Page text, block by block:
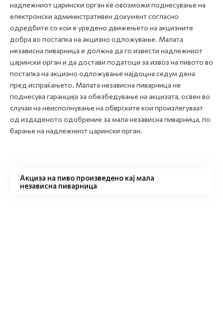
надлежниот царински орган ќе овозможи поднесување на
електронски административен документ согласно
одредбите со кои е уредено движењето на акцизните
добра во постапка на акцизно одложување. Малата
независна пиварница е должна да го извести надлежниот
царински орган и да достави податоци за извоз на пивото во
постапка на акцизно одложување најдоцна седум дена
пред испраќањето. Малата независна пиварница не
поднесува гаранција за обезбедување на акцизата, освен во
случаи на неисполнување на обврските кои произлегуваат
од издаденото одобрение за мала независна пиварница, по
барање на надлежниот царински орган.
Акциза на пиво произведено кај мала
независна пиварница